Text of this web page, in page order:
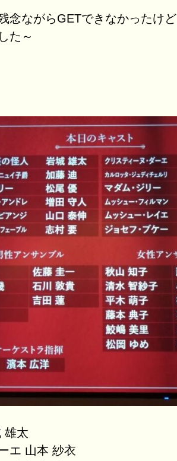
念ながらGETできなかったけど
た～
雄太
エ 山本 紗衣